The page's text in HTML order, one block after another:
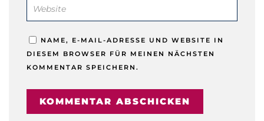
NAME, E-MAIL-ADRESSE UND WEBSITE IN
DIESEM BROWSER FÜR MEINEN NÄCHSTEN
KOMMENTAR SPEICHERN.